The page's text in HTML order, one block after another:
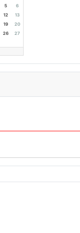
5
6
12
13
19
20
26
27